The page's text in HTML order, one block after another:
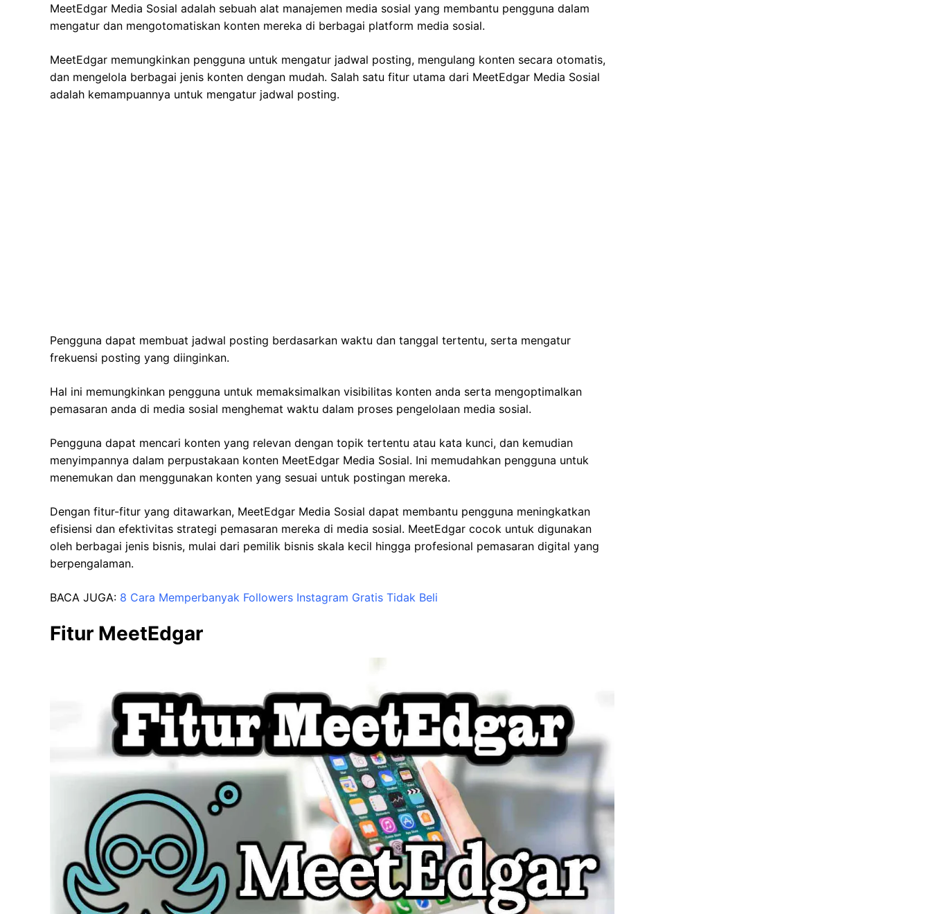
MeetEdgar Media Sosial adalah sebuah alat manajemen media sosial yang membantu pengguna dalam
mengatur dan mengotomatiskan konten mereka di berbagai platform media sosial.
MeetEdgar memungkinkan pengguna untuk mengatur jadwal posting, mengulang konten secara otomatis,
dan mengelola berbagai jenis konten dengan mudah. Salah satu fitur utama dari MeetEdgar Media Sosial
adalah kemampuannya untuk mengatur jadwal posting.
Pengguna dapat membuat jadwal posting berdasarkan waktu dan tanggal tertentu, serta mengatur
frekuensi posting yang diinginkan.
Hal ini memungkinkan pengguna untuk memaksimalkan visibilitas konten anda serta mengoptimalkan
pemasaran anda di media sosial menghemat waktu dalam proses pengelolaan media sosial.
Pengguna dapat mencari konten yang relevan dengan topik tertentu atau kata kunci, dan kemudian
menyimpannya dalam perpustakaan konten MeetEdgar Media Sosial. Ini memudahkan pengguna untuk
menemukan dan menggunakan konten yang sesuai untuk postingan mereka.
Dengan fitur-fitur yang ditawarkan, MeetEdgar Media Sosial dapat membantu pengguna meningkatkan
efisiensi dan efektivitas strategi pemasaran mereka di media sosial. MeetEdgar cocok untuk digunakan
oleh berbagai jenis bisnis, mulai dari pemilik bisnis skala kecil hingga profesional pemasaran digital yang
berpengalaman.
BACA JUGA: 8 Cara Memperbanyak Followers Instagram Gratis Tidak Beli
Fitur MeetEdgar